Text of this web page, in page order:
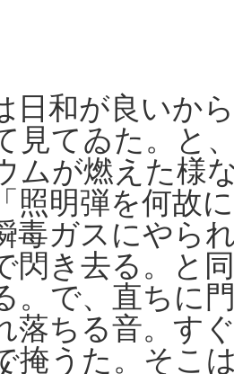
日和が良いか
見てゐた。と
ムが燃えた様
照明弾を何故
毒ガスにやら
閃き去る。と
。で、直ちに
落ちる音。す
掩うた。そこ